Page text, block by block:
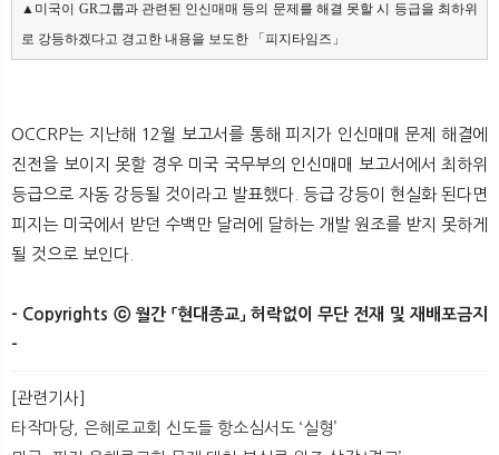
▲미국이 GR그룹과 관련된 인신매매 등의 문제를 해결 못할 시 등급을 최하위
로 강등하겠다고 경고한 내용을 보도한 「피지타임즈」
OCCRP는 지난해 12월 보고서를 통해 피지가 인신매매 문제 해결에
진전을 보이지 못할 경우 미국 국무부의 인신매매 보고서에서 최하위
등급으로 자동 강등될 것이라고 발표했다. 등급 강등이 현실화 된다면
피지는 미국에서 받던 수백만 달러에 달하는 개발 원조를 받지 못하게
될 것으로 보인다.
- Copyrights ⓒ 월간 「현대종교」 허락없이 무단 전재 및 재배포금지
-
[관련기사]
타작마당, 은혜로교회 신도들 항소심서도 ‘실형’